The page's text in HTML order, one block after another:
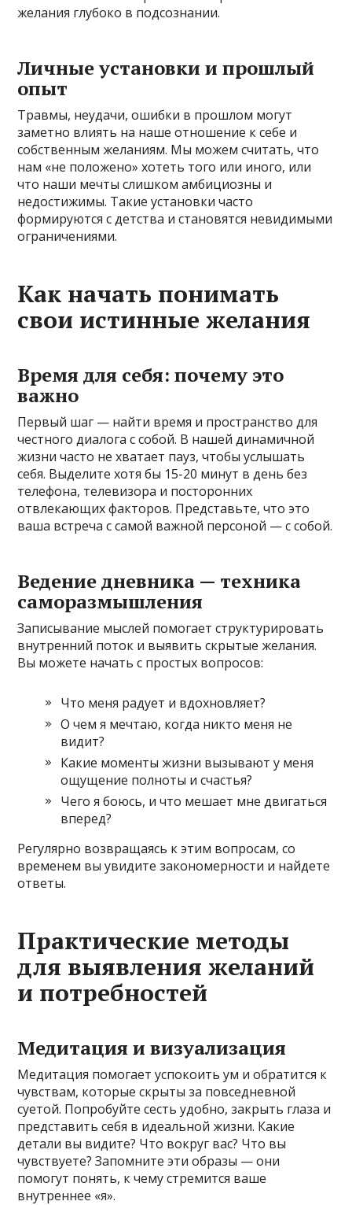
желания глубоко в подсознании.
Личные установки и прошлый
опыт
Травмы, неудачи, ошибки в прошлом могут
заметно влиять на наше отношение к себе и
собственным желаниям. Мы можем считать, что
нам «не положено» хотеть того или иного, или
что наши мечты слишком амбициозны и
недостижимы. Такие установки часто
формируются с детства и становятся невидимыми
ограничениями.
Как начать понимать
свои истинные желания
Время для себя: почему это
важно
Первый шаг — найти время и пространство для
честного диалога с собой. В нашей динамичной
жизни часто не хватает пауз, чтобы услышать
себя. Выделите хотя бы 15-20 минут в день без
телефона, телевизора и посторонних
отвлекающих факторов. Представьте, что это
ваша встреча с самой важной персоной — с собой.
Ведение дневника — техника
саморазмышления
Записывание мыслей помогает структурировать
внутренний поток и выявить скрытые желания.
Вы можете начать с простых вопросов:
Что меня радует и вдохновляет?
О чем я мечтаю, когда никто меня не
видит?
Какие моменты жизни вызывают у меня
ощущение полноты и счастья?
Чего я боюсь, и что мешает мне двигаться
вперед?
Регулярно возвращаясь к этим вопросам, со
временем вы увидите закономерности и найдете
ответы.
Практические методы
для выявления желаний
и потребностей
Медитация и визуализация
Медитация помогает успокоить ум и обратится к
чувствам, которые скрыты за повседневной
суетой. Попробуйте сесть удобно, закрыть глаза и
представить себя в идеальной жизни. Какие
детали вы видите? Что вокруг вас? Что вы
чувствуете? Запомните эти образы — они
помогут понять, к чему стремится ваше
внутреннее «я».